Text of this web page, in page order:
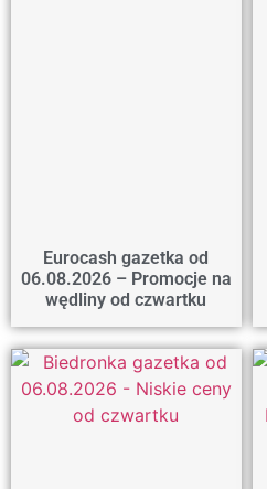
Eurocash gazetka od
06.08.2026 – Promocje na
wędliny od czwartku